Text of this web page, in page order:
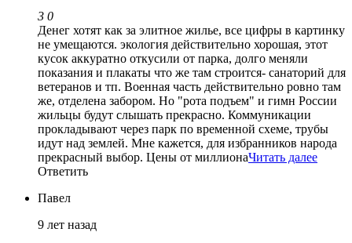
3 0
Денег хотят как за элитное жилье, все цифры в картинку
не умещаются. экология действительно хорошая, этот
кусок аккуратно откусили от парка, долго меняли
показания и плакаты что же там строится- санаторий для
ветеранов и тп. Военная часть действительно ровно там
же, отделена забором. Но "рота подъем" и гимн России
жильцы будут слышать прекрасно. Коммуникации
прокладывают через парк по временной схеме, трубы
идут над землей. Мне кажется, для избранников народа
прекрасный выбор. Цены от миллионаЧитать далее
Ответить
Павел
9 лет назад